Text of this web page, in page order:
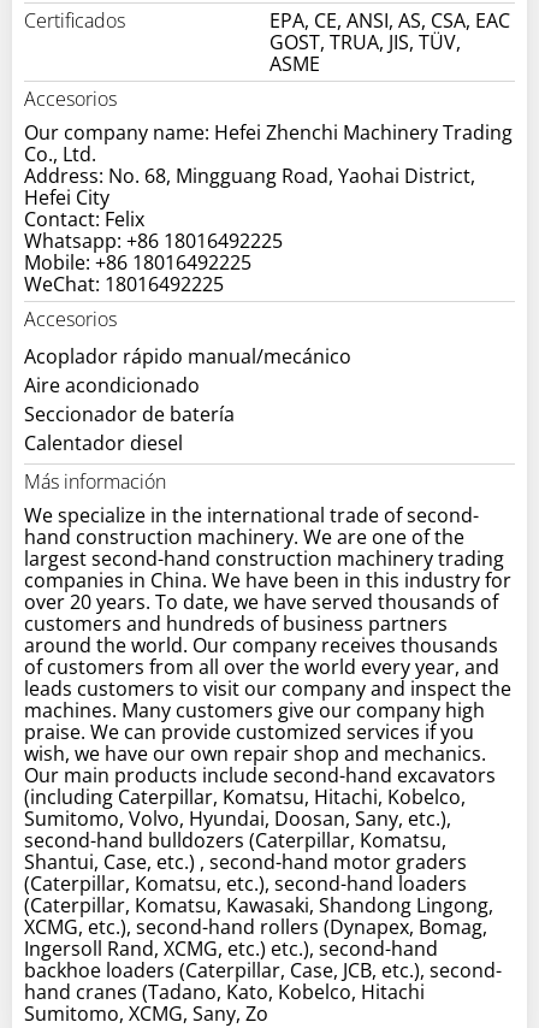
Certificados
EPA, CE, ANSI, AS, CSA, EAC
GOST, TRUA, JIS, TÜV,
ASME
Accesorios
Our company name: Hefei Zhenchi Machinery Trading
Co., Ltd.
Address: No. 68, Mingguang Road, Yaohai District,
Hefei City
Contact: Felix
Whatsapp: +86 18016492225
Mobile: +86 18016492225
WeChat: 18016492225
Accesorios
Acoplador rápido manual/mecánico
Aire acondicionado
Seccionador de batería
Calentador diesel
Más información
We specialize in the international trade of second-
hand construction machinery. We are one of the
largest second-hand construction machinery trading
companies in China. We have been in this industry for
over 20 years. To date, we have served thousands of
customers and hundreds of business partners
around the world. Our company receives thousands
of customers from all over the world every year, and
leads customers to visit our company and inspect the
machines. Many customers give our company high
praise. We can provide customized services if you
wish, we have our own repair shop and mechanics.
Our main products include second-hand excavators
(including Caterpillar, Komatsu, Hitachi, Kobelco,
Sumitomo, Volvo, Hyundai, Doosan, Sany, etc.),
second-hand bulldozers (Caterpillar, Komatsu,
Shantui, Case, etc.) , second-hand motor graders
(Caterpillar, Komatsu, etc.), second-hand loaders
(Caterpillar, Komatsu, Kawasaki, Shandong Lingong,
XCMG, etc.), second-hand rollers (Dynapex, Bomag,
Ingersoll Rand, XCMG, etc.) etc.), second-hand
backhoe loaders (Caterpillar, Case, JCB, etc.), second-
hand cranes (Tadano, Kato, Kobelco, Hitachi
Sumitomo, XCMG, Sany, Zo